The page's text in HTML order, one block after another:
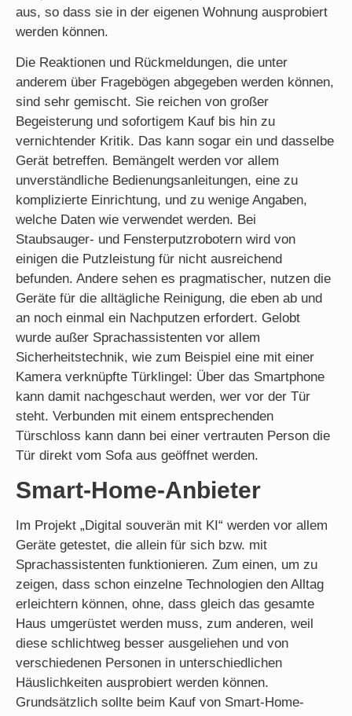
aus, so dass sie in der eigenen Wohnung ausprobiert
werden können.
Die Reaktionen und Rückmeldungen, die unter
anderem über Fragebögen abgegeben werden können,
sind sehr gemischt. Sie reichen von großer
Begeisterung und sofortigem Kauf bis hin zu
vernichtender Kritik. Das kann sogar ein und dasselbe
Gerät betreffen. Bemängelt werden vor allem
unverständliche Bedienungsanleitungen, eine zu
komplizierte Einrichtung, und zu wenige Angaben,
welche Daten wie verwendet werden. Bei
Staubsauger- und Fensterputzrobotern wird von
einigen die Putzleistung für nicht ausreichend
befunden. Andere sehen es pragmatischer, nutzen die
Geräte für die alltägliche Reinigung, die eben ab und
an noch einmal ein Nachputzen erfordert. Gelobt
wurde außer Sprachassistenten vor allem
Sicherheitstechnik, wie zum Beispiel eine mit einer
Kamera verknüpfte Türklingel: Über das Smartphone
kann damit nachgeschaut werden, wer vor der Tür
steht. Verbunden mit einem entsprechenden
Türschloss kann dann bei einer vertrauten Person die
Tür direkt vom Sofa aus geöffnet werden.
Smart-Home-Anbieter
Im Projekt „Digital souverän mit KI“ werden vor allem
Geräte getestet, die allein für sich bzw. mit
Sprachassistenten funktionieren. Zum einen, um zu
zeigen, dass schon einzelne Technologien den Alltag
erleichtern können, ohne, dass gleich das gesamte
Haus umgerüstet werden muss, zum anderen, weil
diese schlichtweg besser ausgeliehen und von
verschiedenen Personen in unterschiedlichen
Häuslichkeiten ausprobiert werden können.
Grundsätzlich sollte beim Kauf von Smart-Home-